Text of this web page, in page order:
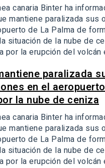
canaria Binter ha
mantiene paralizada sus
de La Palma de
situación de la nube de
por la erupción del volcán
paralizada
en el
la nube de ceniza
canaria Binter ha
mantiene paralizada sus
de La Palma de
situación de la nube de
por la erupción del volcán